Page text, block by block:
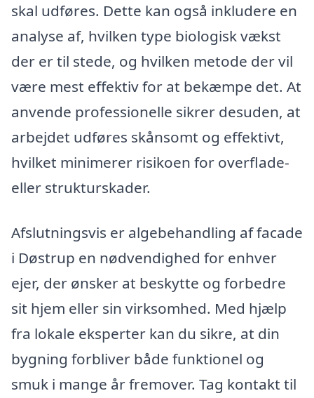
skal udføres. Dette kan også inkludere en
analyse af, hvilken type biologisk vækst
der er til stede, og hvilken metode der vil
være mest effektiv for at bekæmpe det. At
anvende professionelle sikrer desuden, at
arbejdet udføres skånsomt og effektivt,
hvilket minimerer risikoen for overflade-
eller strukturskader.
Afslutningsvis er algebehandling af facade
i Døstrup en nødvendighed for enhver
ejer, der ønsker at beskytte og forbedre
sit hjem eller sin virksomhed. Med hjælp
fra lokale eksperter kan du sikre, at din
bygning forbliver både funktionel og
smuk i mange år fremover. Tag kontakt til